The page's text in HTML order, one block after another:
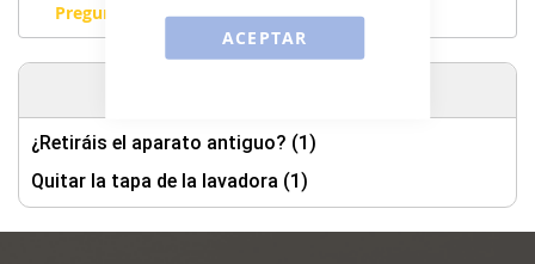
ACEPTAR
Preguntas frecuentes
¿Retiráis el aparato antiguo? (1)
Quitar la tapa de la lavadora (1)